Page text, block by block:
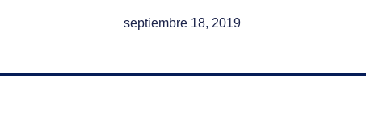
septiembre 18, 2019